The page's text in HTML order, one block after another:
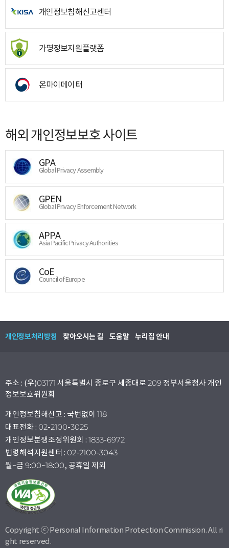
개인정보침해신고센터
가명정보지원플랫폼
온마이데이터
해외 개인정보보호 사이트
GPA
Global Privacy Assembly
GPEN
Global Privacy Enforcement Network
APPA
Asia Pacific Privacy Authorities
CoE
Council of Europe
개인정보처리방침 찾아오시는 길 도움말 누리집 안내
주소 : (우)03171 서울특별시 종로구 세종대로 209 정부서울청사 개인
정보보호위원회
개인정보침해신고 : 국번없이 118
대표전화 : 02-2100-3025
개인정보분쟁조정위원회 : 1833-6972
법령해석지원센터 : 02-2100-3043
월~금 9:00~18:00, 공휴일 제외
Copyright ⓒ Personal Information Protection Commission. All ri
ght reserved.